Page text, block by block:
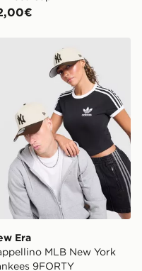
9FORTY Cappello
Era Cappellino MLB
Era
MLB New York
9FORTY